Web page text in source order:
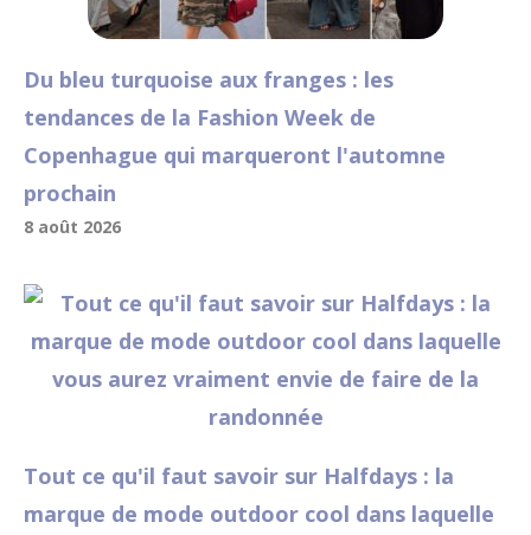
Du bleu turquoise aux franges : les
tendances de la Fashion Week de
Copenhague qui marqueront l'automne
prochain
8 août 2026
Tout ce qu'il faut savoir sur Halfdays : la
marque de mode outdoor cool dans laquelle